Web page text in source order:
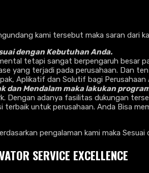
kami tersebut maka saran dari
dengan Kebutuhan Anda.
tetapi sangat berpengaruh besar
yang terjadi pada perusahaan. Dan
Aplikatif dan Solutif bagi Perusahaan
dan Mendalam maka lakukan
Dengan adanya fasilitas dukungan
terbaik untuk perusahaan. Anda Bisa
pengalaman kami maka
SERVICE EXCELLENCE